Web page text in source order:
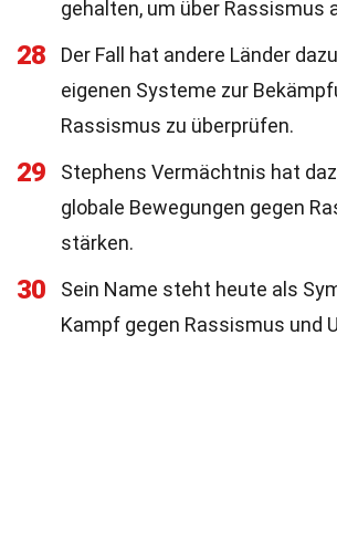
gehalten, um über Rassismus
28
Der Fall hat andere Länder
eigenen Systeme zur
Rassismus zu überprüfen.
29
Stephens Vermächtnis hat
globale Bewegungen gegen
stärken.
30
Sein Name steht heute als
Kampf gegen Rassismus und